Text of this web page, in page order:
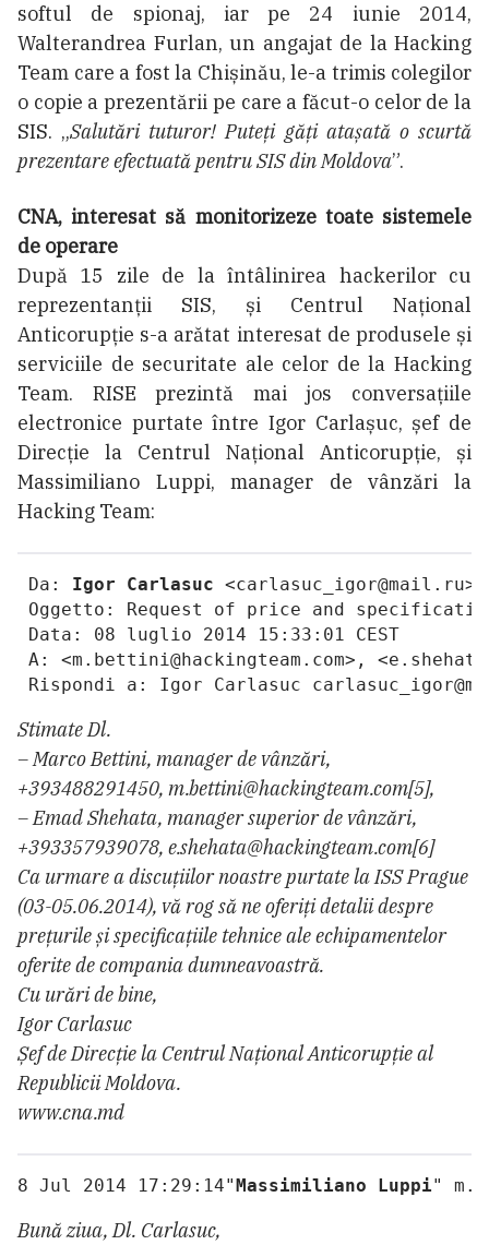
softul de spionaj, iar pe 24 iunie 2014,
Walterandrea Furlan, un angajat de la Hacking
Team care a fost la Chișinău, le-a trimis colegilor
o copie a prezentării pe care a făcut-o celor de la
SIS. „Salutări tuturor! Puteți găți atașată o scurtă
prezentare efectuată pentru SIS din Moldova”.
CNA, interesat să monitorizeze toate sistemele
de operare
După 15 zile de la întâlinirea hackerilor cu
reprezentanții SIS, și Centrul Național
Anticorupție s-a arătat interesat de produsele și
serviciile de securitate ale celor de la Hacking
Team. RISE prezintă mai jos conversațiile
electronice purtate între Igor Carlașuc, șef de
Direcție la Centrul Național Anticorupție, și
Massimiliano Luppi, manager de vânzări la
Hacking Team:
Da: Igor Carlasuc <carlasuc_igor@mail.ru>
Oggetto: Request of price and
Data: 08 luglio 2014 15:33:01 CEST
A: <m.bettini@hackingteam.com>,
Rispondi a: Igor Carlasuc
Stimate Dl.
– Marco Bettini, manager de vânzări,
+393488291450, m.bettini@hackingteam.com[5],
– Emad Shehata, manager superior de vânzări,
+393357939078, e.shehata@hackingteam.com[6]
Ca urmare a discuțiilor noastre purtate la ISS Prague
(03-05.06.2014), vă rog să ne oferiți detalii despre
prețurile și specificațiile tehnice ale echipamentelor
oferite de compania dumneavoastră.
Cu urări de bine,
Igor Carlasuc
Șef de Direcție la Centrul Național Anticorupție al
Republicii Moldova.
www.cna.md
8 Jul 2014 17:29:14"Massimiliano Luppi"
Bună ziua, Dl. Carlasuc,